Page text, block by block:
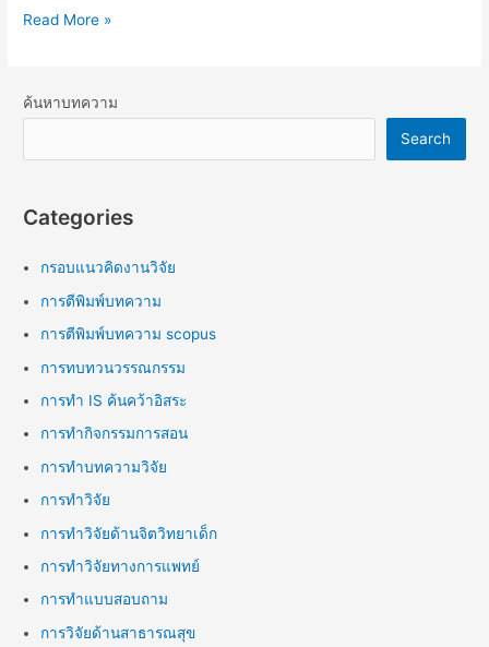
Read More »
ค้นหาบทความ
Search
Categories
กรอบแนวคิดงานวิจัย
การตีพิมพ์บทความ
การตีพิมพ์บทความ scopus
การทบทวนวรรณกรรม
การทำ IS ค้นคว้าอิสระ
การทำกิจกรรมการสอน
การทำบทความวิจัย
การทำวิจัย
การทำวิจัยด้านจิตวิทยาเด็ก
การทำวิจัยทางการแพทย์
การทำแบบสอบถาม
การวิจัยด้านสาธารณสุข